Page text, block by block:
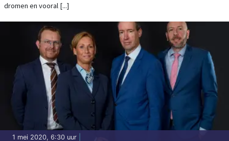
dromen en vooral [...]
1 mei 2020, 6:30 uur